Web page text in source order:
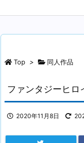
Top > 同人作品
ファンタジーヒロ
2020年11月8日